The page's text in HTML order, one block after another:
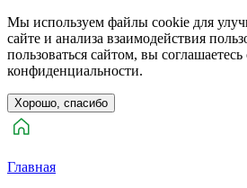
Мы используем файлы cookie для
сайте и анализа взаимодействия
пользоваться сайтом, вы
конфиденциальности.
Хорошо, спасибо
Главная